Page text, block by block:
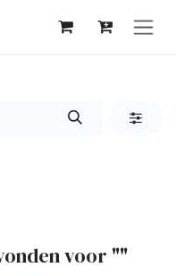
voor ""